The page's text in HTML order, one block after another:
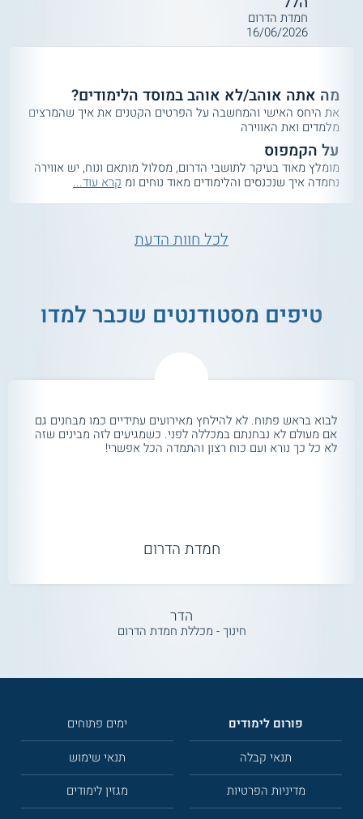
חמדת הדרום
16/06/2026
מה אתה אוהב/לא אוהב במוסד הלימודים?
את היחס האישי והמחשבה על הפרטים הקטנים את איך שהמרצים
מלמדים ואת האווירה
על הקמפוס
מומלץ מאוד בעיקר לתושבי הדרום, מסלול מותאם ונוח, יש אווירה
נחמדה איך שנכנסים והלימודים מאוד נוחים ומ קרא עוד...
לכל חוות הדעת
טיפים מסטודנטים שכבר למדו
לבוא בראש פתוח. לא להילחץ מאירועים עתידיים כמו מבחנים גם
אם מעולם לא נבחנתם במכללה לפני. כשמגיעים לזה מבינים שזה
לא כל כך נורא ועם כוח רצון והתמדה הכל אפשרי!
חמדת הדרום
הדר
חינוך - מכללת חמדת הדרום
פורום לימודים
ימים פתוחים
תנאי קבלה
תנאי שימוש
מדיניות הפרטיות
מגזין לימודים